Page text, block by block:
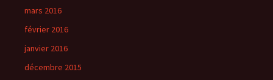
mars 2016
février 2016
janvier 2016
décembre 2015